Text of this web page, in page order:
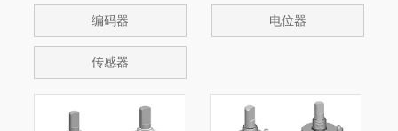
编码器 电位器
传感器